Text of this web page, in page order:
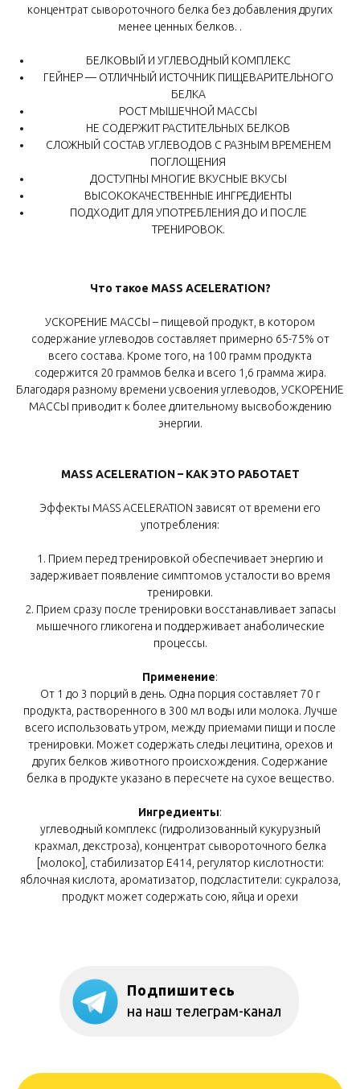
концентрат сывороточного белка без добавления других
менее ценных белков. .
БЕЛКОВЫЙ И УГЛЕВОДНЫЙ КОМПЛЕКС
ГЕЙНЕР — ОТЛИЧНЫЙ ИСТОЧНИК ПИЩЕВАРИТЕЛЬНОГО
БЕЛКА
РОСТ МЫШЕЧНОЙ МАССЫ
НЕ СОДЕРЖИТ РАСТИТЕЛЬНЫХ БЕЛКОВ
СЛОЖНЫЙ СОСТАВ УГЛЕВОДОВ С РАЗНЫМ ВРЕМЕНЕМ
ПОГЛОЩЕНИЯ
ДОСТУПНЫ МНОГИЕ ВКУСНЫЕ ВКУСЫ
ВЫСОКОКАЧЕСТВЕННЫЕ ИНГРЕДИЕНТЫ
ПОДХОДИТ ДЛЯ УПОТРЕБЛЕНИЯ ДО И ПОСЛЕ
ТРЕНИРОВОК.
Что такое MASS ACELERATION?
УСКОРЕНИЕ МАССЫ – пищевой продукт, в котором
содержание углеводов составляет примерно 65-75% от
всего состава. Кроме того, на 100 грамм продукта
содержится 20 граммов белка и всего 1,6 грамма жира.
Благодаря разному времени усвоения углеводов, УСКОРЕНИЕ
МАССЫ приводит к более длительному высвобождению
энергии.
MASS ACELERATION – КАК ЭТО РАБОТАЕТ
Эффекты MASS ACELERATION зависят от времени его
употребления:
1. Прием перед тренировкой обеспечивает энергию и
задерживает появление симптомов усталости во время
тренировки.
2. Прием сразу после тренировки восстанавливает запасы
мышечного гликогена и поддерживает анаболические
процессы.
Применение:
От 1 до 3 порций в день. Одна порция составляет 70 г
продукта, растворенного в 300 мл воды или молока. Лучше
всего использовать утром, между приемами пищи и после
тренировки. Может содержать следы лецитина, орехов и
других белков животного происхождения. Содержание
белка в продукте указано в пересчете на сухое вещество.
Ингредиенты:
углеводный комплекс (гидролизованный кукурузный
крахмал, декстроза), концентрат сывороточного белка
[молоко], стабилизатор Е414, регулятор кислотности:
яблочная кислота, ароматизатор, подсластители: сукралоза,
продукт может содержать сою, яйца и орехи
Подпишитесь
на наш телеграм-канал